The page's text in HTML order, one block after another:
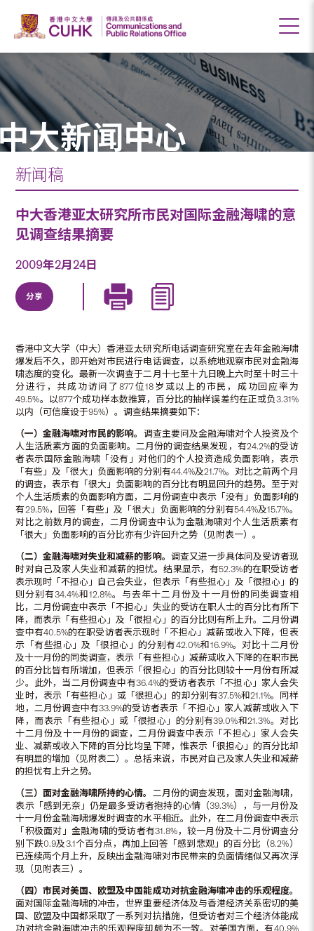
大新闻中心
新闻稿
中大香港亚太研究所市民对国际金融海啸的意
见调查结果摘要
2009年2月24日
分享
香港中文大学（中大）香港亚太研究所电话调查研究室在去年金融海啸
爆发后不久，即开始对市民进行电话调查，以系统地观察市民对金融海
啸态度的变化。最新一次调查于二月十七至十九日晚上六时至十时三十
分进行，共成功访问了877位18岁或以上的市民，成功回应率为
49.5%。以877个成功样本数推算，百分比的抽样误差约在正或负3.31%
以内（可信度设于95%）。调查结果摘要如下：
（一）金融海啸对市民的影响。 调查主要问及金融海啸对个人投资及个
人生活质素方面的负面影响。二月份的调查结果发现，有24.2%的受访
者表示国际金融海啸「没有」对他们的个人投资造成负面影响，表示
「有些」及「很大」负面影响的分别有44.4%及21.7%。对比之前两个月
的调查，表示有「很大」负面影响的百分比有明显回升的趋势。至于对
个人生活质素的负面影响方面，二月份调查中表示「没有」负面影响的
有29.5%，回答「有些」及「很大」负面影响的分别有54.4%及15.7%。
对比之前数月的调查，二月份调查中认为金融海啸对个人生活质素有
「很大」负面影响的百分比亦有少许回升之势（见附表一）。
（二）金融海啸对失业和减薪的影响。 调查又进一步具体问及受访者现
时对自己及家人失业和减薪的担忧。结果显示，有52.3%的在职受访者
表示现时「不担心」自己会失业，但表示「有些担心」及「很担心」的
则分别有34.4%和12.8%。与去年十二月份及十一月份的同类调查相
比，二月份调查中表示「不担心」失业的受访在职人士的百分比有所下
降，而表示「有些担心」及「很担心」的百分比则有所上升。二月份调
查中有40.5%的在职受访者表示现时「不担心」减薪或收入下降，但表
示「有些担心」及「很担心」的分别有42.0%和16.9%。对比十二月份
及十一月份的同类调查，表示「有些担心」减薪或收入下降的在职市民
的百分比皆有所增加，但表示「很担心」的百分比则较十一月份有所减
少。此外，当二月份调查中有36.4%的受访者表示「不担心」家人会失
业时，表示「有些担心」或「很担心」的却分别有37.5%和21.1%。同样
地，二月份调查中有33.9%的受访者表示「不担心」家人减薪或收入下
降，而表示「有些担心」或「很担心」的分别有39.0%和21.3%。对比
十二月份及十一月份的调查，二月份调查中表示「不担心」家人会失
业、减薪或收入下降的百分比均呈下降，惟表示「很担心」的百分比却
有明显的增加（见附表二）。总括来说，市民对自己及家人失业和减薪
的担忧有上升之势。
（三）面对金融海啸所持的心情。 二月份的调查发现，面对金融海啸，
表示「感到无奈」仍是最多受访者抱持的心情（39.3%），与一月份及
十一月份金融海啸爆发时调查的水平相近。此外，在二月份调查中表示
「积极面对」金融海啸的受访者有31.8%，较一月份及十二月份调查分
别下跌0.9及3.1个百分点，再加上回答「感到悲观」的百分比（8.2%）
已连续两个月上升，反映出金融海啸对市民带来的负面情绪似又再次浮
现（见附表三）。
（四）市民对美国、欧盟及中国能成功对抗金融海啸冲击的乐观程度。
面对国际金融海啸的冲击，世界重要经济体及与香港经济关系密切的美
国、欧盟及中国都采取了一系列对抗措施，但受访者对三个经济体能成
功对抗金融海啸冲击的乐观程度却颇为不一致。对美国方面，有40.9%